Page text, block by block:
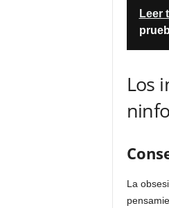
Leer
Los
La